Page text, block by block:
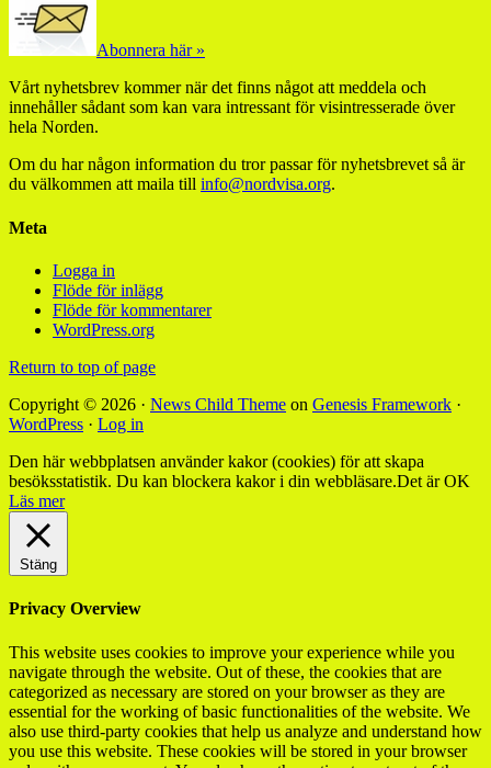
Abonnera här »
Vårt nyhetsbrev kommer när det finns något att meddela och
innehåller sådant som kan vara intressant för visintresserade över
hela Norden.
Om du har någon information du tror passar för nyhetsbrevet så är
du välkommen att maila till info@nordvisa.org.
Meta
Logga in
Flöde för inlägg
Flöde för kommentarer
WordPress.org
Return to top of page
Copyright © 2026 · News Child Theme on Genesis Framework ·
WordPress · Log in
Den här webbplatsen använder kakor (cookies) för att skapa
besöksstatistik. Du kan blockera kakor i din webbläsare.Det är OK
Läs mer
Stäng
Privacy Overview
This website uses cookies to improve your experience while you
navigate through the website. Out of these, the cookies that are
categorized as necessary are stored on your browser as they are
essential for the working of basic functionalities of the website. We
also use third-party cookies that help us analyze and understand how
you use this website. These cookies will be stored in your browser